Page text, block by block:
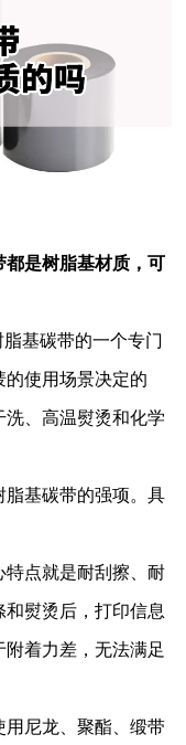
都是树脂基材质，可
基碳带的一个专门
使用场景决定的
、高温熨烫和化学
脂基碳带的强项。具
特点就是耐刮擦、耐
熨烫后，打印信息
着力差，无法满足
用尼龙、聚酯、缎带